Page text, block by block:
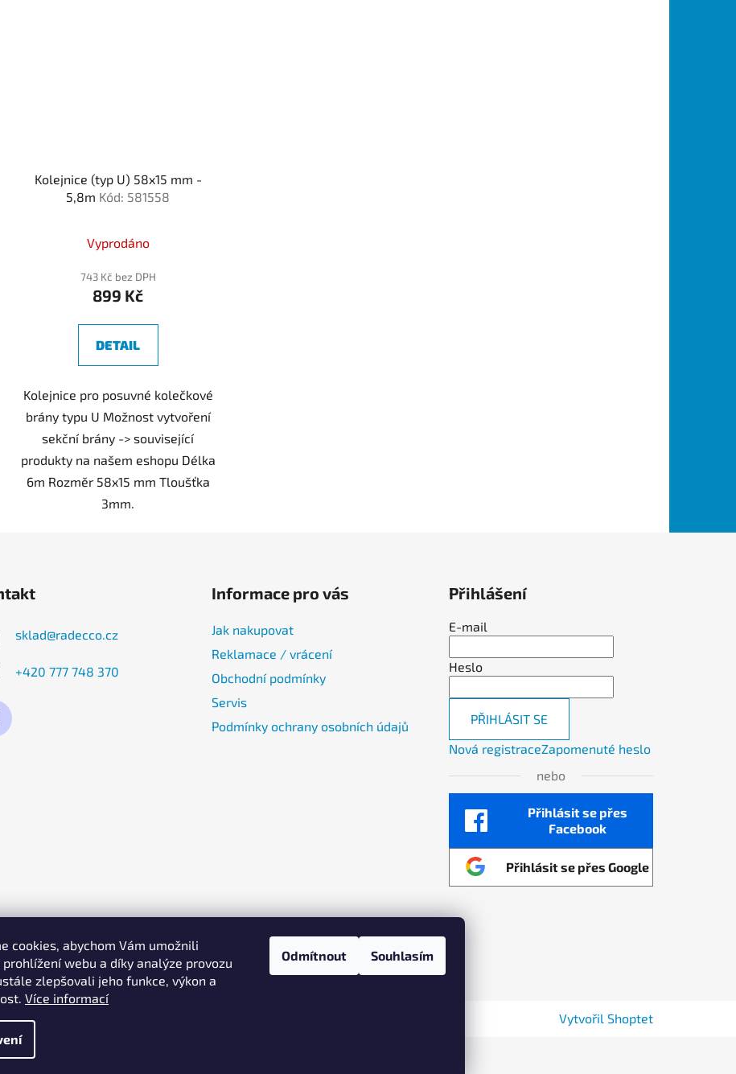
cookies, abychom Vám umožnili
webu a díky analýze provozu
zlepšovali jeho funkce, výkon a
Více informací
Odmítnout Souhlasím
Kolejnice (typ U) 58x15 mm -
5,8m Kód: 581558
Vyprodáno
743 Kč bez DPH
899 Kč
DETAIL
Kolejnice pro posuvné kolečkové
brány typu U Možnost vytvoření
sekční brány -> související
produkty na našem eshopu Délka
6m Rozměr 58x15 mm Tloušťka
3mm.
sklad@radecco.cz
+420 777 748 370
Informace pro vás
Jak nakupovat
Reklamace / vrácení
Obchodní podmínky
Servis
Podmínky ochrany osobních údajů
Přihlášení
E-mail
Heslo
PŘIHLÁSIT SE
Nová registraceZapomenuté heslo
nebo
Přihlásit se přes
Facebook
Přihlásit se přes Google
výkon vaší online reklamy a zvyšujeme prodeje Copyright by AllSmart
Vytvořil Shoptet
vyhrazena.